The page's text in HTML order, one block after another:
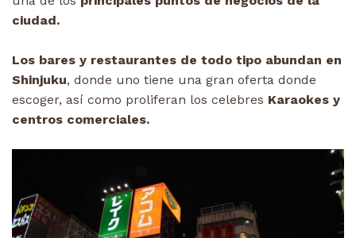
ciudad.
Los bares y restaurantes de todo tipo abundan en
Shinjuku, donde uno tiene una gran oferta donde
escoger, así como proliferan los celebres Karaokes y
centros comerciales.